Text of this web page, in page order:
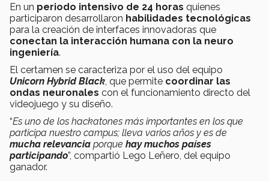
En un periodo intensivo de 24 horas quienes
participaron desarrollaron habilidades tecnológicas
para la creación de interfaces innovadoras que
conectan la interacción humana con la neuro
ingeniería.
El certamen se caracteriza por el uso del equipo
Unicorn Hybrid Black , que permite coordinar las
ondas neuronales con el funcionamiento directo del
videojuego y su diseño.
“Es uno de los hackatones más importantes en los que
participa nuestro campus; lleva varios años y es de
mucha relevancia porque hay muchos países
participando”, compartió Lego Leñero, del equipo
ganador.